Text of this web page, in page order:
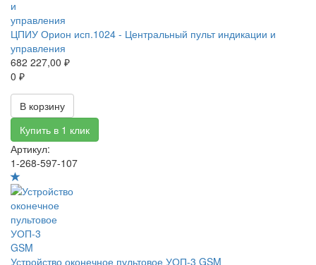
ЦПИУ Орион исп.1024 - Центральный пульт индикации и
управления
682 227,00 ₽
0 ₽
В корзину
Купить в 1 клик
Артикул:
1-268-597-107
Устройство оконечное пультовое УОП-3 GSM